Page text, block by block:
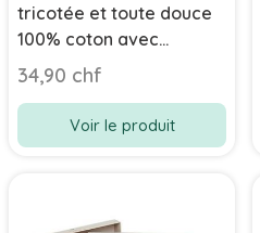
tricotée et toute douce
100% coton avec
prénom bébé en
broderie
34,90 chf
Voir le produit